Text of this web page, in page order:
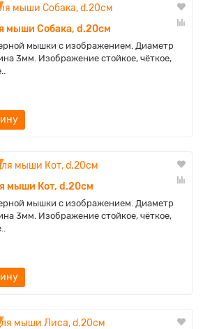
мыши Собака, d.20см
мышки с изображением. Диаметр
3мм. Изображение стойкое, чёткое,
мыши Кот, d.20см
мышки с изображением. Диаметр
3мм. Изображение стойкое, чёткое,